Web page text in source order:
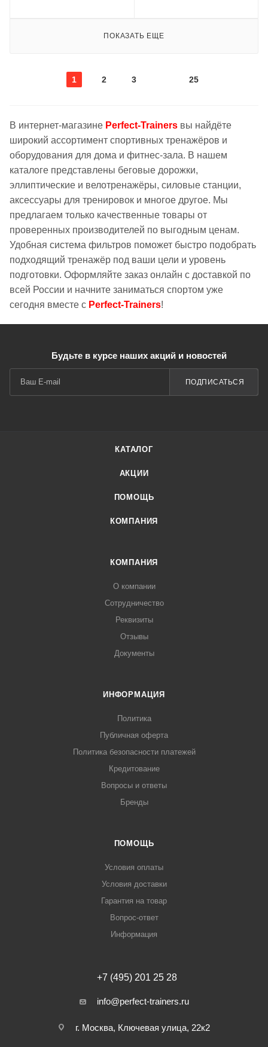
ПОКАЗАТЬ ЕЩЕ
1 2 3 25
В интернет-магазине Perfect-Trainers вы найдёте
широкий ассортимент спортивных тренажёров и
оборудования для дома и фитнес-зала. В нашем
каталоге представлены беговые дорожки,
эллиптические и велотренажёры, силовые станции,
аксессуары для тренировок и многое другое. Мы
предлагаем только качественные товары от
проверенных производителей по выгодным ценам.
Удобная система фильтров поможет быстро подобрать
подходящий тренажёр под ваши цели и уровень
подготовки. Оформляйте заказ онлайн с доставкой по
всей России и начните заниматься спортом уже
сегодня вместе с Perfect-Trainers!
Будьте в курсе наших акций и новостей
ПОДПИСАТЬСЯ
КАТАЛОГ
АКЦИИ
ПОМОЩЬ
КОМПАНИЯ
КОМПАНИЯ
О компании
Сотрудничество
Реквизиты
Отзывы
Документы
ИНФОРМАЦИЯ
Политика
Публичная оферта
Политика безопасности платежей
Кредитование
Вопросы и ответы
Бренды
ПОМОЩЬ
Условия оплаты
Условия доставки
Гарантия на товар
Вопрос-ответ
Информация
+7 (495) 201 25 28
info@perfect-trainers.ru
г. Москва, Ключевая улица, 22к2